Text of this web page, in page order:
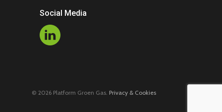
Social Media
© 2026 Platform Groen Gas. Privacy & Cookies